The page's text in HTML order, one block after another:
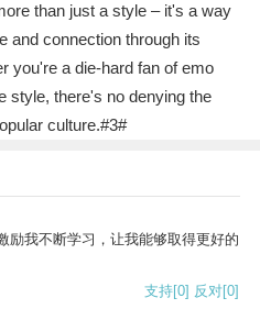
than just a style – it's a way
and connection through its
you're a die-hard fan of emo
style, there's no denying the
culture.#3#
励我不断学习，让我能够取得更好的
支持[0] 反对[0]